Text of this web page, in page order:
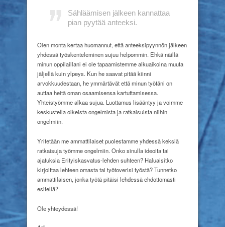
Sähläämisen jälkeen kannattaa
pian pyytää anteeksi.
Olen monta kertaa huomannut, että anteeksipyynnön jälkeen
yhdessä työskenteleminen sujuu helpommin. Ehkä näillä
minun oppilaillani ei ole tapaamistemme alkuaikoina muuta
jäljellä kuin ylpeys. Kun he saavat pitää kiinni
arvokkuudestaan, he ymmärtävät että minun työtäni on
auttaa heitä oman osaamisensa kartuttamisessa.
Yhteistyömme alkaa sujua. Luottamus lisääntyy ja voimme
keskustella oikeista ongelmista ja ratkaisuista niihin
ongelmiin.
Yritetään me ammattilaiset puolestamme yhdessä keksiä
ratkaisuja työmme ongelmiin. Onko sinulla ideoita tai
ajatuksia Erityiskasvatus-lehden suhteen? Haluaisitko
kirjoittaa lehteen omasta tai työtoverisi työstä? Tunnetko
ammattilaisen, jonka työtä pitäisi lehdessä ehdottomasti
esitellä?
Ole yhteydessä!